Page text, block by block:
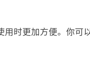
用时更加方便。你可